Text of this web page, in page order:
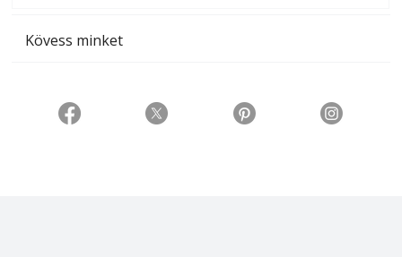
Kövess minket